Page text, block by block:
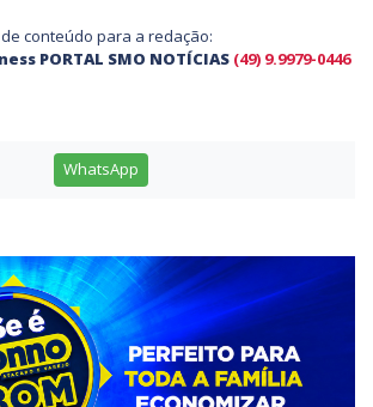
conteúdo para a redação:
PORTAL SMO NOTÍCIAS (49) 9.9979-0446
WhatsApp